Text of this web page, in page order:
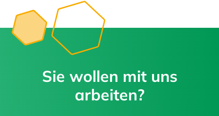
Sie wollen mit uns
arbeiten?